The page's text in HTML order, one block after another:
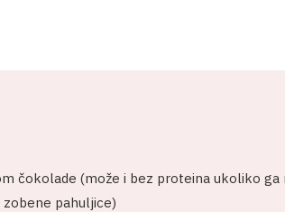
čokolade (može i bez proteina ukoliko ga
pahuljice)